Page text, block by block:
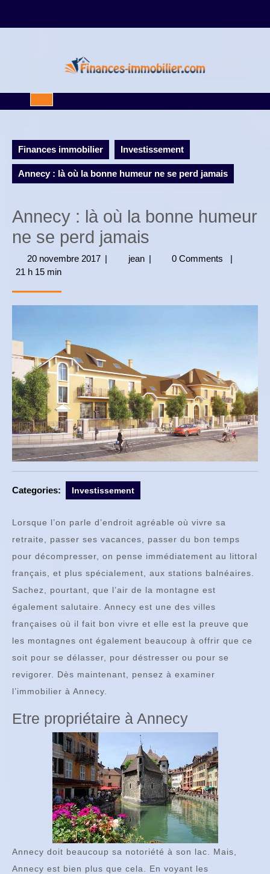
Open
Button
Finances immobilier Investissement
Annecy : là où la bonne humeur ne se perd jamais
Annecy : là où la bonne humeur
ne se perd jamais
20 novembre 2017 20
| jean jean
| 0 Comments
|
21 h 15 min
Categories: Investissement
Lorsque l’on parle d’endroit agréable où vivre sa
retraite, passer ses vacances, passer du bon temps
pour décompresser, on pense immédiatement au littoral
français, et plus spécialement, aux stations balnéaires.
Sachez, pourtant, que l’air de la montagne est
également salutaire. Annecy est une des villes
françaises où il fait bon vivre et elle est la preuve que
les montagnes ont également beaucoup à offrir que ce
soit pour se délasser, pour déstresser ou pour se
revigorer. Dès maintenant, pensez à examiner
l’immobilier à Annecy.
Etre propriétaire à Annecy
Annecy doit beaucoup sa notoriété à son lac. Mais,
Annecy est bien plus que cela. En voyant les